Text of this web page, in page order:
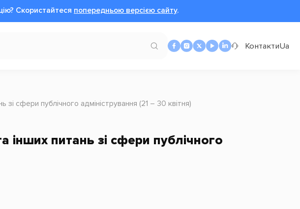
Cкористайтеся попередньою версією сайту.
КонтактиUa
зі сфери публічного адміністрування (21 – 30 квітня)
інших питань зі сфери публічного